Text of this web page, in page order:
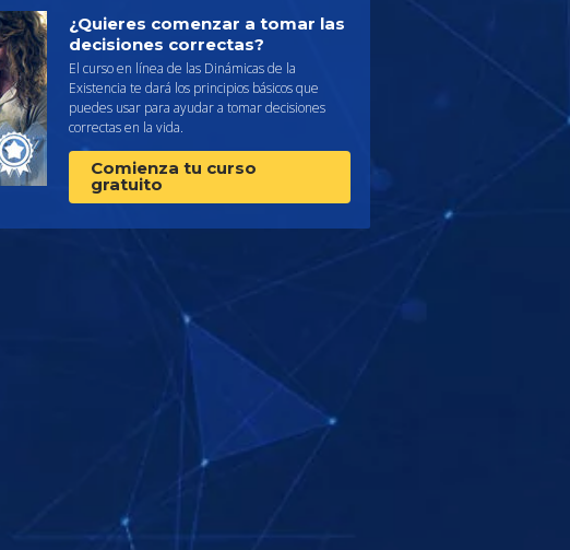
¿Quieres comenzar a tomar las
decisiones correctas?
El curso en línea de las Dinámicas de la
Existencia te dará los principios básicos que
puedes usar para ayudar a tomar decisiones
correctas en la vida.
Comienza tu curso
gratuito